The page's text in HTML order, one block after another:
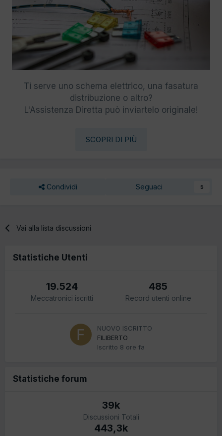
Ti serve uno schema elettrico, una fasatura
distribuzione o altro?
L'Assistenza Diretta può inviartelo originale!
SCOPRI DI PIÙ
Condividi Seguaci 5
Vai alla lista discussioni
Statistiche Utenti
19.524
Meccatronici iscritti
485
Record utenti online
NUOVO ISCRITTO
FILIBERTO
Iscritto 8 ore fa
Statistiche forum
39k
Discussioni Totali
443,3k